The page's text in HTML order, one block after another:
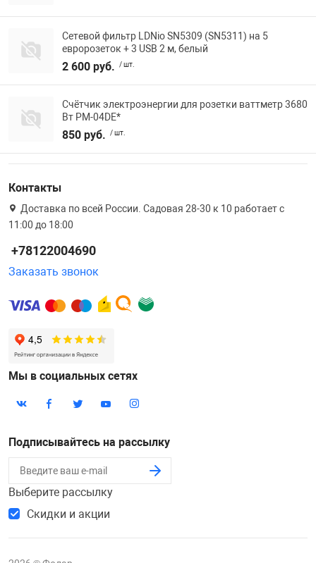
Сетевой фильтр LDNio SN5309 (SN5311) на 5
евророзеток + 3 USB 2 м, белый
2 600 руб. / шт.
Счётчик электроэнергии для розетки ваттметр 3680
Вт PM-04DE*
850 руб. / шт.
Контакты
Доставка по всей России. Садовая 28-30 к 10 работает с
11:00 до 18:00
+78122004690
Заказать звонок
Мы в социальных сетях
Подписывайтесь на рассылку
Выберите рассылку
Скидки и акции